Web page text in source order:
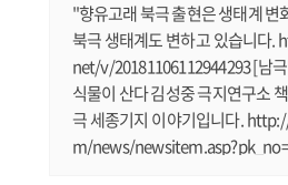
"향유고래 북극 출현은 생태계 변
북극 생태계도 변하고 있습니다
net/v/20181106112944293 [남
식물이 산다 김성중 극지연구소
극 세종기지 이야기입니다.
m/news/